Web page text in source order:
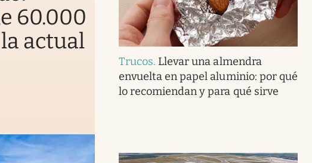
60.000
actual
Trucos. Llevar una almendra
envuelta en papel aluminio: por qué
lo recomiendan y para qué sirve